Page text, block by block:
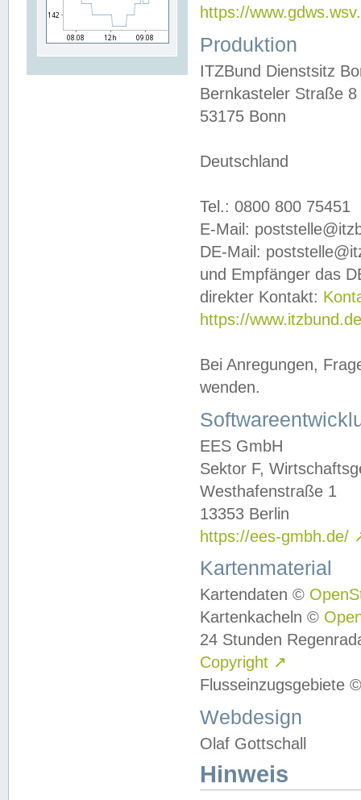
https://
Produktion
ITZBund Dienstsitz
Bernkasteler Straße 8
53175 Bonn
Deutschland
Tel.: 0800 800 75451
E-Mail:
DE-Mail:
und Empfänger das
direkter Kontakt:
https://
Bei Anregungen,
wenden.
EES GmbH
Sektor F,
Westhafenstraße 1
13353 Berlin
https://ees-gmbh.de/
Kartenmaterial
Kartendaten ©
Kartenkacheln ©
24 Stunden
Copyright ↗
Flusseinzugsgebiete
Webdesign
Olaf Gottschall
Hinweis